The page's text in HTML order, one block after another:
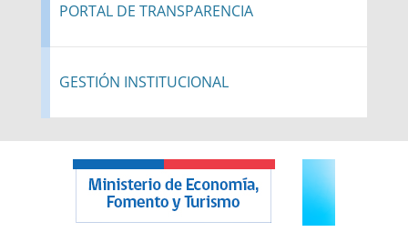
PORTAL DE TRANSPARENCIA
GESTIÓN INSTITUCIONAL